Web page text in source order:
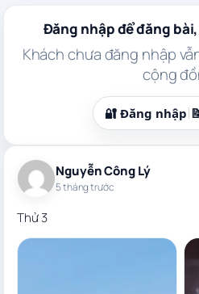
phần
Đăng nhập để đăng
Khách chưa đăng nhập
cộng
🔐 Đăng nhập
Nguyễn Công Lý
5 tháng trước
Thử 3